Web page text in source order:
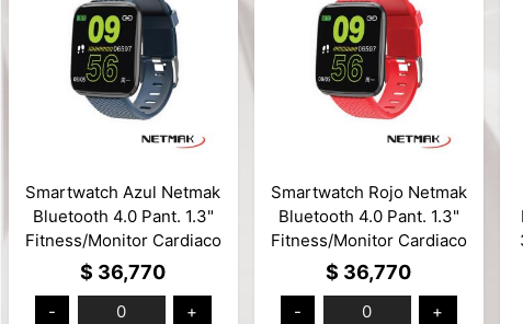
Smartwatch Azul Netmak
Bluetooth 4.0 Pant. 1.3"
Fitness/Monitor Cardiaco
Compatible Android/iOS
Mod: NM-BAND-B
$ 36,770
- 0 +
Smartwatch Rojo Netmak
Bluetooth 4.0 Pant. 1.3"
Fitness/Monitor Cardiaco
Compatible Android/iOS
Mod: NM-BAND-R
$ 36,770
- 0 +